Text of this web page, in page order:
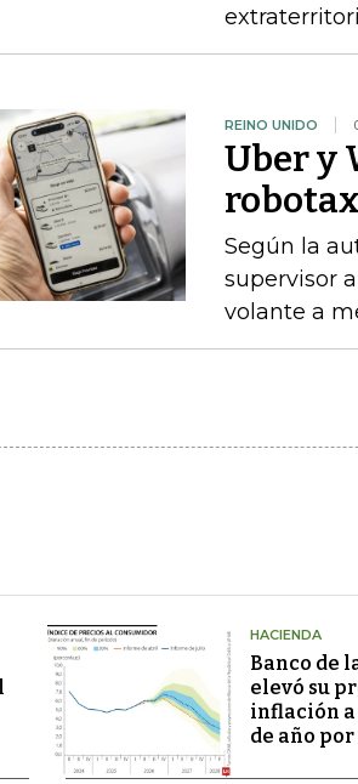
REINO UNIDO
Uber y
Según la
supervisor
volante a
HACIENDA
Banco de
elevó su
inflación a
de año